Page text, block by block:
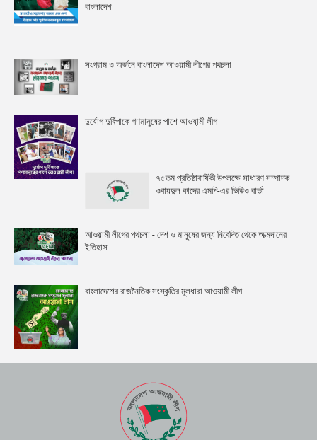
বাংলাদেশ
সংগ্রাম ও অর্জনে বাংলাদেশ আওয়ামী লীগের পথচলা
দুর্যোগ দুর্বিপাকে গণমানুষের পাশে আওযা়মী লীগ
৭৫তম প্রতিষ্ঠাবার্ষিকী উপলক্ষে সাধারণ সম্পাদক
ওবায়দুল কাদের এমপি-এর ভিডিও বার্তা
আওয়ামী লীগের পথচলা - দেশ ও মানুষের জন্য নিবেদিত থেকে আত্মদানের
ইতিহাস
বাংলাদেশের রাজনৈতিক সংস্কৃতির মূলধারা আওয়ামী লীগ